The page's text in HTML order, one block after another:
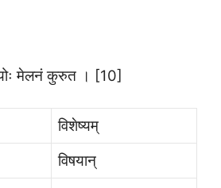
मेलनं कुरुत । [10]
विशेष्यम्
विषयान्